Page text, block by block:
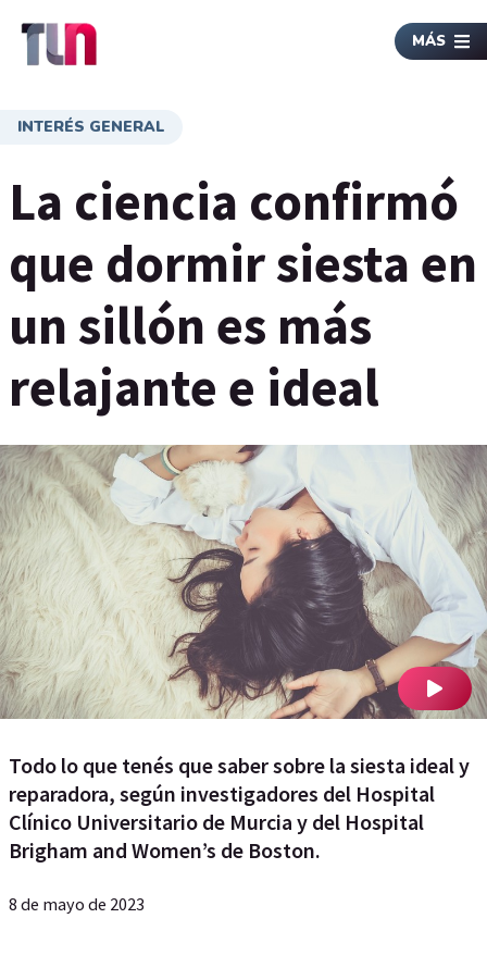
MÁS
INTERÉS GENERAL
La ciencia confirmó
que dormir siesta en
un sillón es más
relajante e ideal
Todo lo que tenés que saber sobre la siesta ideal y
reparadora, según investigadores del Hospital
Clínico Universitario de Murcia y del Hospital
Brigham and Women’s de Boston.
8 de mayo de 2023